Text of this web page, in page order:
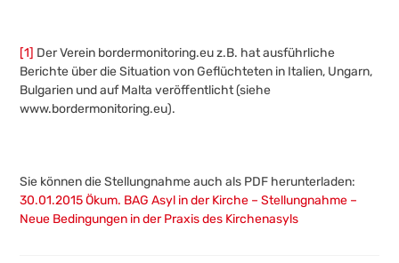
[1] Der Verein bordermonitoring.eu z.B. hat ausführliche
Berichte über die Situation von Geflüchteten in Italien, Ungarn,
Bulgarien und auf Malta veröffentlicht (siehe
www.bordermonitoring.eu).
Sie können die Stellungnahme auch als PDF herunterladen:
30.01.2015 Ökum. BAG Asyl in der Kirche – Stellungnahme –
Neue Bedingungen in der Praxis des Kirchenasyls